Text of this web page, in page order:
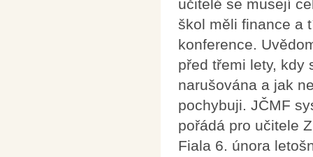
učitelé se musejí
škol měli finance a
konference.
před třemi lety, kdy
narušována a jak
pochybuji. JČMF
pořádá pro učitele
Fiala 6. února